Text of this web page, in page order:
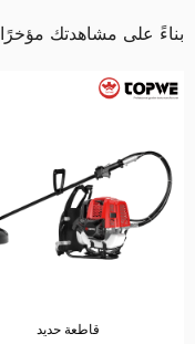
بناءً على مشاهدتك مؤخرًا
قاطعة حديد